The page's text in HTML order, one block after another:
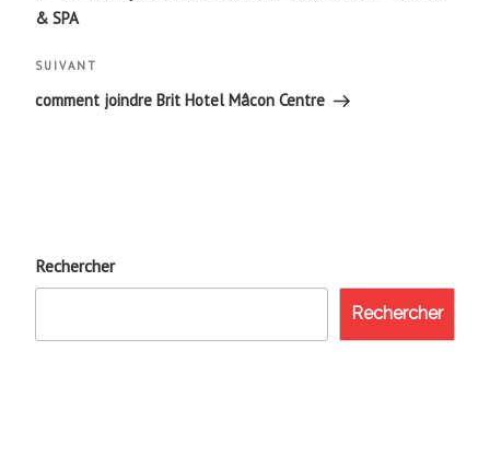
l’article
& SPA
Article
suivant
SUIVANT
comment joindre Brit Hotel Mâcon Centre
Rechercher
Rechercher